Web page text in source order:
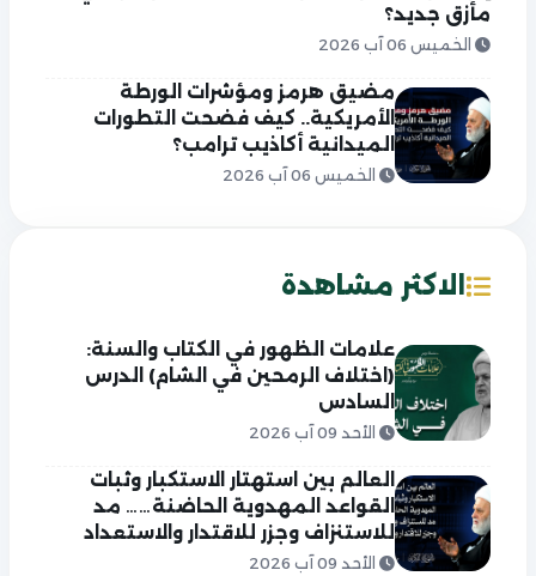
مأزق جديد؟
الخميس 06 آب 2026
مضيق هرمز ومؤشرات الورطة
الأمريكية.. كيف فضحت التطورات
الميدانية أكاذيب ترامب؟
الخميس 06 آب 2026
الاكثر مشاهدة
علامات الظهور في الكتاب والسنة:
(اختلاف الرمحين في الشام) الدرس
السادس
الأحد 09 آب 2026
العالم بين استهتار الاستكبار وثبات
القواعد المهدوية الحاضنة…… مد
للاستنزاف وجزر للاقتدار والاستعداد
الأحد 09 آب 2026